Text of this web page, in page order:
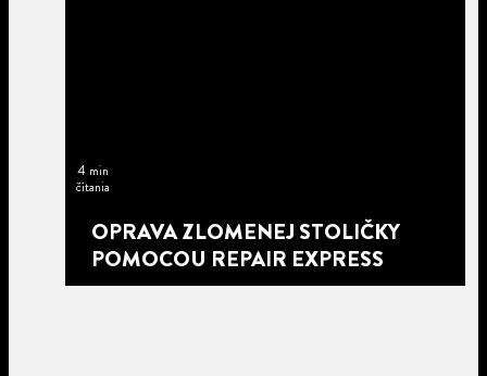
4 min
čítania
OPRAVA ZLOMENEJ STOLIČKY
POMOCOU REPAIR EXPRESS